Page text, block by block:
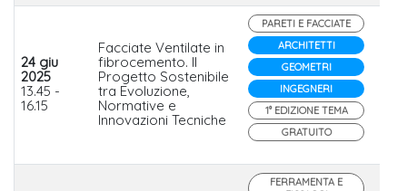
24 giu
2025
13.45 -
16.15
Facciate Ventilate in
fibrocemento. Il
Progetto Sostenibile
tra Evoluzione,
Normative e
Innovazioni Tecniche
PARETI E FACCIATE
ARCHITETTI
GEOMETRI
INGEGNERI
1° EDIZIONE TEMA
GRATUITO
FERRAMENTA E